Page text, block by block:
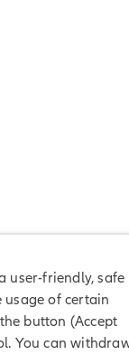
user-friendly, safe
usage of certain
button (Accept
You can